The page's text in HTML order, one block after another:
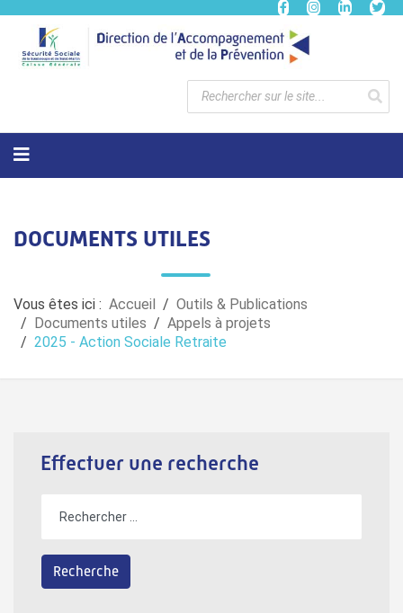
DOCUMENTS UTILES
Vous êtes ici : Accueil
Outils & Publications
Documents utiles
Appels à projets
2025 - Action Sociale Retraite
Effectuer une recherche